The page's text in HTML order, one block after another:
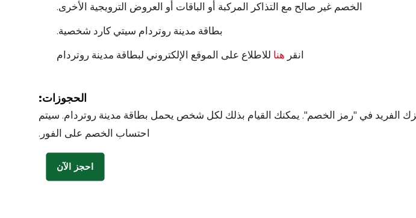
الخصم غير صالح مع التذاكر المركبة أو الباقات أو العروض الترويجية الأخرى.
بطاقة مدينة روتردام سيتي كارد شخصية.
انقر هنا للاطلاع على الموقع الإلكتروني لبطاقة مدينة روتردام
الحجوزات:
الفريد في "رمز الخصم". يمكنك القيام بذلك لكل شخص يحمل بطاقة مدينة روتردام. سيتم
احتساب الخصم على الفور.
احجز الآن